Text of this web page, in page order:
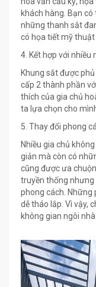
khách hàng. Bạn
những thanh sắt
có họa tiết mỹ thuật
4. Kết hợp với nhiều
Khung sắt được
cấp 2 thành phần
thích của gia chủ
ta lựa chọn cho
5. Thay đổi phong
Nhiều gia chủ
giản mà còn có
cũng được ưa
truyền thống nhưng
phong cách. Những
dễ tháo lắp. Vì vậy,
không gian ngôi